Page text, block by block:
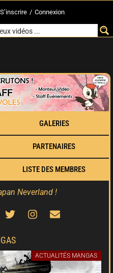
S’inscrire / Connexion
GALERIES
PARTENAIRES
LISTE DES MEMBRES
Neverland !
ACTUALITÉS MANGAS